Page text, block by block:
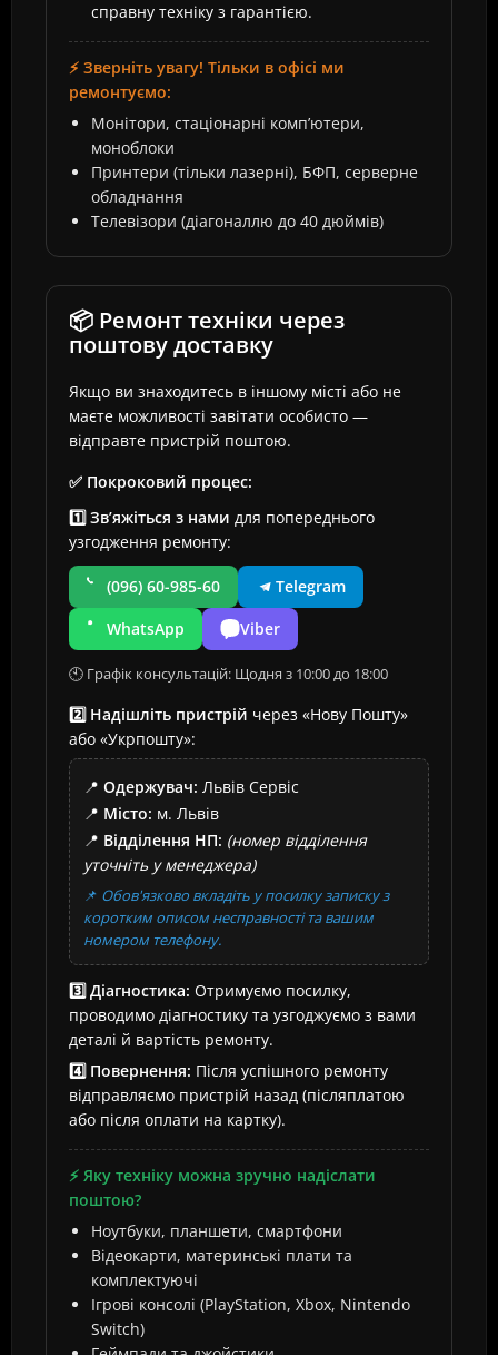
справну техніку з гарантією.
⚡ Зверніть увагу! Тільки в офісі ми
ремонтуємо:
Монітори, стаціонарні комп’ютери,
моноблоки
Принтери (тільки лазерні), БФП, серверне
обладнання
Телевізори (діагоналлю до 40 дюймів)
📦 Ремонт техніки через
поштову доставку
Якщо ви знаходитесь в іншому місті або не
маєте можливості завітати особисто —
відправте пристрій поштою.
✅ Покроковий процес:
1️⃣ Зв’яжіться з нами для попереднього
узгодження ремонту:
(096) 60-985-60
Telegram
WhatsApp
Viber
🕙 Графік консультацій: Щодня з 10:00 до 18:00
2️⃣ Надішліть пристрій через «Нову Пошту»
або «Укрпошту»:
📍 Одержувач: Львів Сервіс
📍 Місто: м. Львів
📍 Відділення НП: (номер відділення
уточніть у менеджера)
📌 Обов'язково вкладіть у посилку записку з
коротким описом несправності та вашим
номером телефону.
3️⃣ Діагностика: Отримуємо посилку,
проводимо діагностику та узгоджуємо з вами
деталі й вартість ремонту.
4️⃣ Повернення: Після успішного ремонту
відправляємо пристрій назад (післяплатою
або після оплати на картку).
⚡ Яку техніку можна зручно надіслати
поштою?
Ноутбуки, планшети, смартфони
Відеокарти, материнські плати та
комплектуючі
Ігрові консолі (PlayStation, Xbox, Nintendo
Switch)